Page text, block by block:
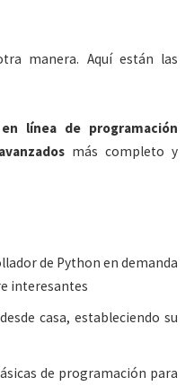
manera. Aquí están las
línea de programación
más completo y
de Python en demanda
interesantes
casa, estableciendo su
de programación para